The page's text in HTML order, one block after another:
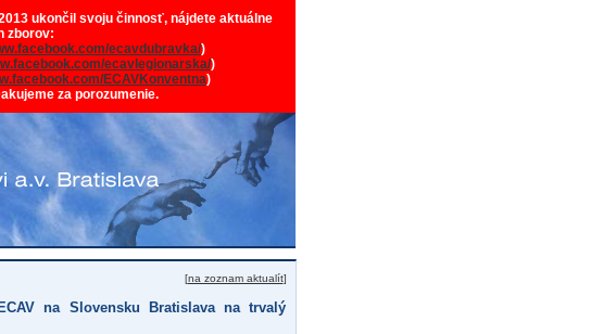
ukončil svoju činnosť, nájdete aktuálne
zborov:
ecavdubravka/)
ecavlegionarska/)
ECAVKonventna)
za porozumenie.
[na zoznam aktualít]
na Slovensku Bratislava na trvalý